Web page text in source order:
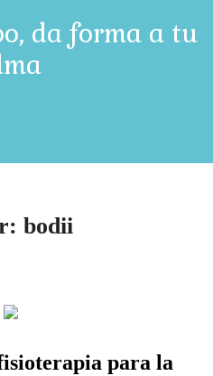
da forma a tu
bodii
para la